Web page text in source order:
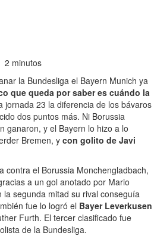
2 minutos
la Bundesliga el Bayern Munich ya
que queda por saber es cuándo la
jornada 23 la diferencia de los bávaros
dos puntos más. Ni Borussia
ganaron, y el Bayern lo hizo a lo
Bremen, y con golito de Javi
contra el Borussia Monchengladbach,
a un gol anotado por Mario
segunda mitad su rival conseguía
fue lo logró el Bayer Leverkusen
Furth. El tercer clasificado fue
de la Bundesliga.